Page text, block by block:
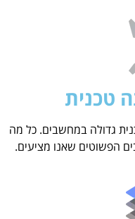
טכנית
גדולה במחשבים. כל מה
הפשוטים שאנו מציעים.